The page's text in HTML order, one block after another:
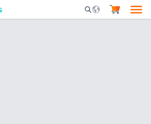
Mobile Search